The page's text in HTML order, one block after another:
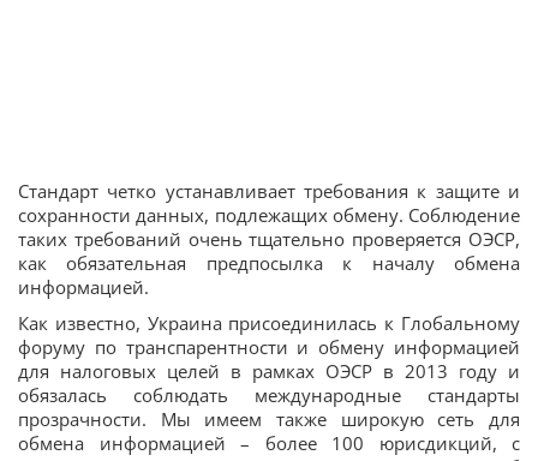
Стандарт четко устанавливает требования к защите и
сохранности данных, подлежащих обмену. Соблюдение
таких требований очень тщательно проверяется ОЭСР,
как обязательная предпосылка к началу обмена
информацией.
Как известно, Украина присоединилась к Глобальному
форуму по транспарентности и обмену информацией
для налоговых целей в рамках ОЭСР в 2013 году и
обязалась соблюдать международные стандарты
прозрачности. Мы имеем также широкую сеть для
обмена информацией – более 100 юрисдикций, с